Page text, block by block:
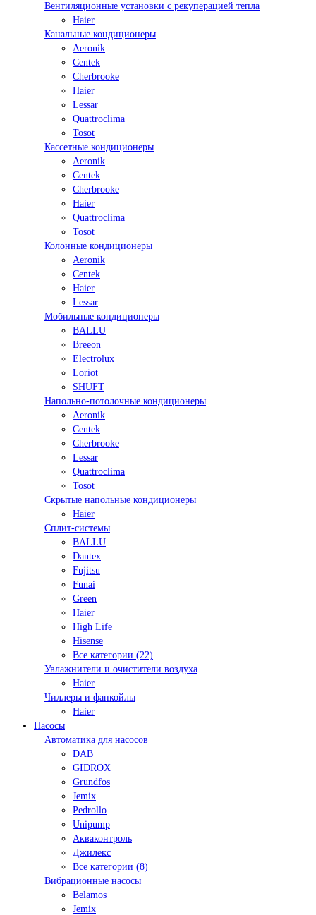
Вентиляционные установки с рекуперацией тепла
Haier
Канальные кондиционеры
Aeronik
Centek
Cherbrooke
Haier
Lessar
Quattroclima
Tosot
Кассетные кондиционеры
Aeronik
Centek
Cherbrooke
Haier
Quattroclima
Tosot
Колонные кондиционеры
Aeronik
Centek
Haier
Lessar
Мобильные кондиционеры
BALLU
Breeon
Electrolux
Loriot
SHUFT
Напольно-потолочные кондиционеры
Aeronik
Centek
Cherbrooke
Lessar
Quattroclima
Tosot
Скрытые напольные кондиционеры
Haier
Сплит-системы
BALLU
Dantex
Fujitsu
Funai
Green
Haier
High Life
Hisense
Все категории (22)
Увлажнители и очистители воздуха
Haier
Чиллеры и фанкойлы
Haier
Насосы
Автоматика для насосов
DAB
GIDROX
Grundfos
Jemix
Pedrollo
Unipump
Акваконтроль
Джилекс
Все категории (8)
Вибрационные насосы
Belamos
Jemix